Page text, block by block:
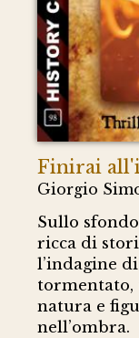
Finirai
Giorgio
Sullo
ricca di
l’indagine
tormentato,
natura e
nell’ombra.